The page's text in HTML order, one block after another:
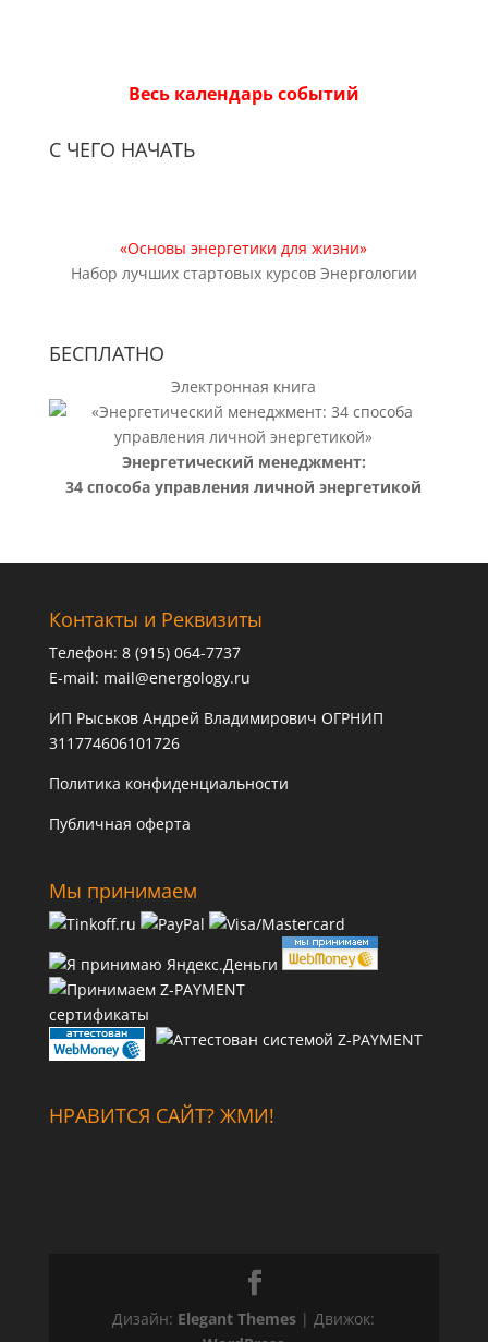
Весь календарь событий
С ЧЕГО НАЧАТЬ
«Основы энергетики для жизни»
Набор лучших стартовых курсов Энергологии
БЕСПЛАТНО
Электронная книга
Энергетический менеджмент:
34 способа управления личной энергетикой
Контакты и Реквизиты
Телефон: 8 (915) 064-7737
E-mail: mail@energology.ru
ИП Рыськов Андрей Владимирович ОГРНИП
311774606101726
Политика конфиденциальности
Публичная оферта
Мы принимаем
сертификаты
НРАВИТСЯ САЙТ? ЖМИ!
Дизайн: Elegant Themes | Движок: